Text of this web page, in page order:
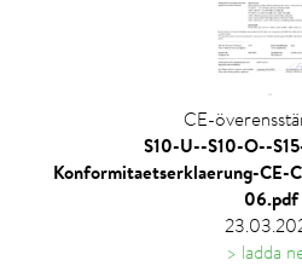
CE-
S10-U--S10-O--
Konformitaetserklaerung-CE-
06.pdf
> ladda